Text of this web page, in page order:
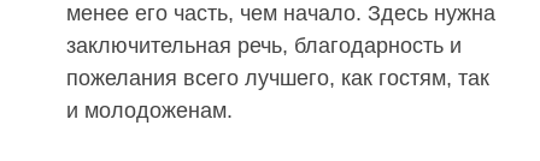
менее его часть, чем начало. Здесь нужна
заключительная речь, благодарность и
пожелания всего лучшего, как гостям, так
и молодоженам.